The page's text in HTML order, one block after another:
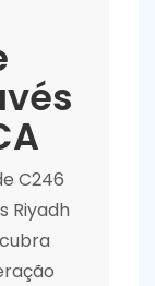
C246
Riyadh